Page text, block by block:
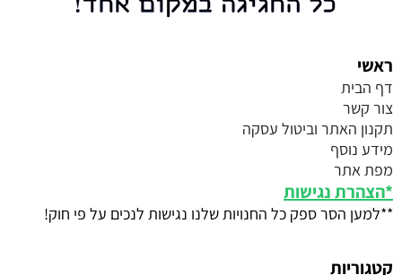
ראשי
דף הבית
צור קשר
תקנון האתר וביטול עסקה
מידע נוסף
מפת אתר
*הצהרת נגישות
**למען הסר ספק כל החנויות שלנו נגישות לנכים על פי חוק!
קטגוריות